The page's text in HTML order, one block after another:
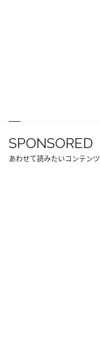
SPONSORED
あわせて読みたいコンテンツ